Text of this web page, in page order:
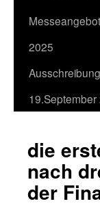
Messeangebot
2025
19.September
die
nach
der